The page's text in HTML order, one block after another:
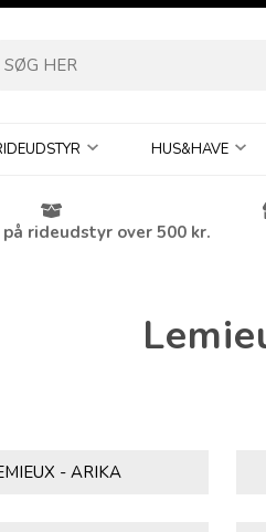
HUS&HAVE
rideudstyr over 500 kr.
- ARIKA